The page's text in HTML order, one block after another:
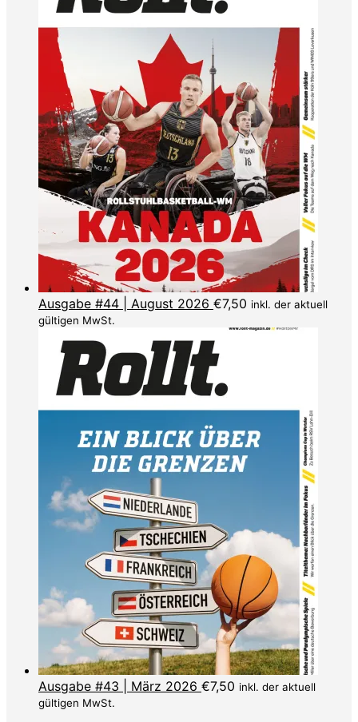
Ausgabe #44 | August 2026 €7,50 inkl. der aktuell
gültigen MwSt.
Ausgabe #43 | März 2026 €7,50 inkl. der aktuell
gültigen MwSt.